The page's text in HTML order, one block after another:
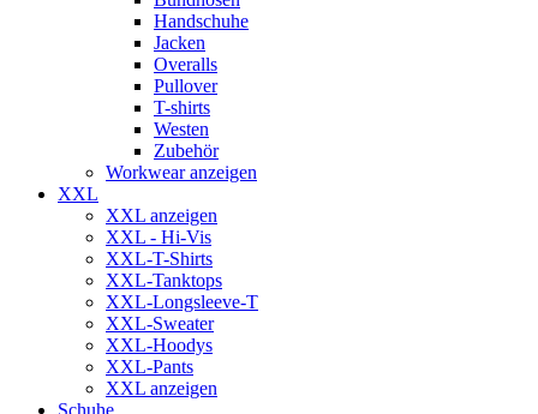
Handschuhe
Jacken
Overalls
Pullover
T-shirts
Westen
Zubehör
Workwear anzeigen
XXL
XXL anzeigen
XXL - Hi-Vis
XXL-T-Shirts
XXL-Tanktops
XXL-Longsleeve-T
XXL-Sweater
XXL-Hoodys
XXL-Pants
XXL anzeigen
Schuhe